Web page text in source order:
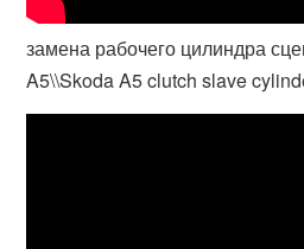
замена рабочего цилиндра
A5\\Skoda A5 clutch slave